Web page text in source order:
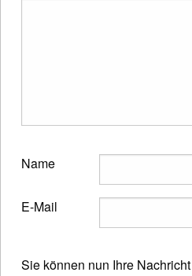
Name
E-Mail
Sie können nun Ihre Nachricht